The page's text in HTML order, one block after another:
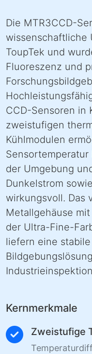
Die MTR3CCD-
wissenschaftliche
ToupTek und
Fluoreszenz und
CCD-Sensoren in
zweistufigen
Kühlmodulen
der Umgebung
Dunkelstrom
wirkungsvoll. Das
Metallgehäuse
der Ultra-Fine-
liefern eine
Kernmerkmale
Zweistufige